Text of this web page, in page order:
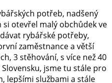
potřeb, nadšený
otevřel malý obchůdek ve
rybářské potřeby,
zaměstnance a větší
3 stěhování, s více než 40
jsme tu stále pro
lepšími službami a stále